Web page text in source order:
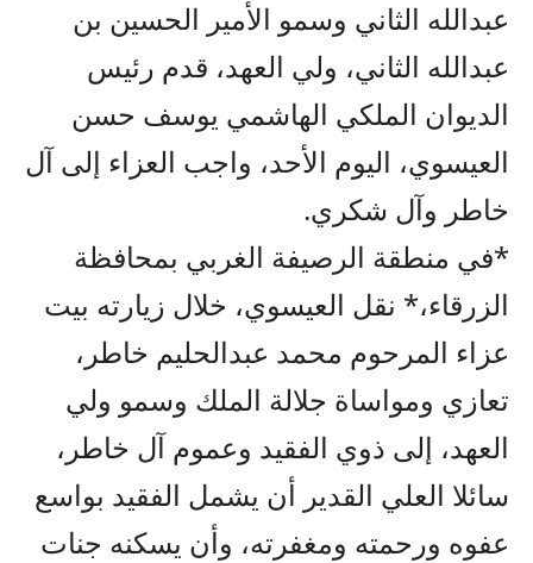
عبدالله الثاني وسمو الأمير الحسين بن
عبدالله الثاني، ولي العهد، قدم رئيس
الديوان الملكي الهاشمي يوسف حسن
العيسوي، اليوم الأحد، واجب العزاء إلى آل
خاطر وآل شكري.
*في منطقة الرصيفة الغربي بمحافظة
الزرقاء،* نقل العيسوي، خلال زيارته بيت
عزاء المرحوم محمد عبدالحليم خاطر،
تعازي ومواساة جلالة الملك وسمو ولي
العهد، إلى ذوي الفقيد وعموم آل خاطر،
سائلا العلي القدير أن يشمل الفقيد بواسع
عفوه ورحمته ومغفرته، وأن يسكنه جنات